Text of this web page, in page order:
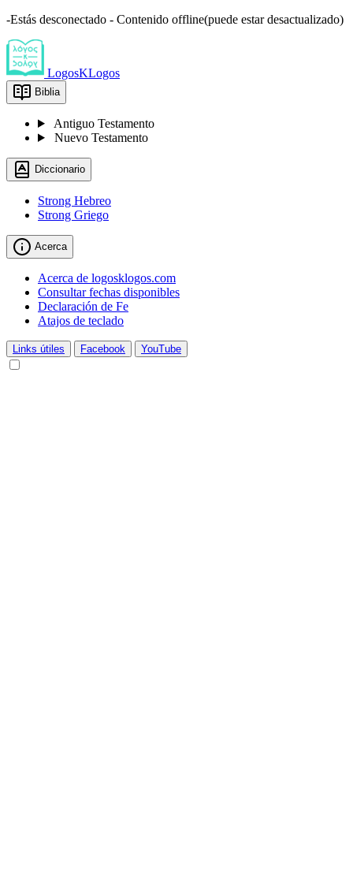
-Estás desconectado - Contenido offline(puede estar desactualizado)
LogosKLogos
Biblia
Antiguo Testamento
Nuevo Testamento
Diccionario
Strong Hebreo
Strong Griego
Acerca
Acerca de logosklogos.com
Consultar fechas disponibles
Declaración de Fe
Atajos de teclado
Links útiles Facebook YouTube